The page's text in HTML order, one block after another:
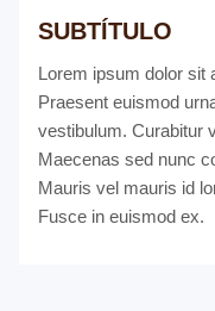
SUBTÍTULO
Lorem ipsum dolor sit
Praesent euismod
vestibulum. Curabitur
Maecenas sed nunc
Mauris vel mauris id
Fusce in euismod ex.